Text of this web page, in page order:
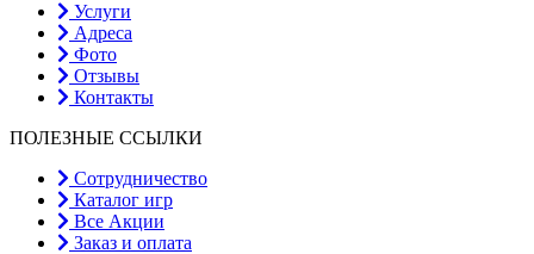
Услуги
Адреса
Фото
Отзывы
Контакты
ПОЛЕЗНЫЕ ССЫЛКИ
Сотрудничество
Каталог игр
Все Акции
Заказ и оплата